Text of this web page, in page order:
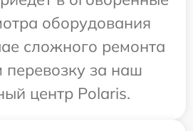
оборудования
сложного ремонта
за наш
центр Polaris.